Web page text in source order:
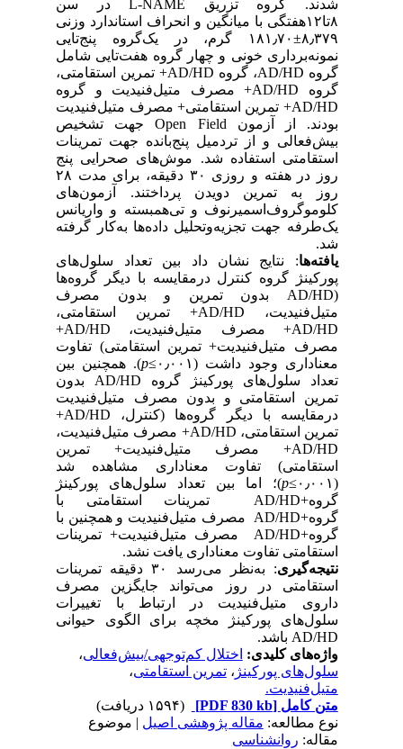
شدند. گروه تزریق L-NAME در سن
۸تا۱۲هفتگی با میانگین و انحراف استاندارد وزنی
۸٫۳۷۹±۱۸۱٫۷۰ گرم، در یک‌گروه پنج‌تایی
نمونه‌برداری خونی و چهار گروه هفت‌تایی شامل
گروه AD/HD، گروه AD/HD+ تمرین استقامتی،
گروه AD/HD+ مصرف متیل‌فنیدیت و گروه
AD/HD+ تمرین استقامتی+ مصرف متیل‌فنیدیت
بودند. از آزمون Open Field جهت تشخیص
بیش‌فعالی و از تردمیل پنج‌بانده جهت تمرینات
استقامتی استفاده شد. موش‌های‌ صحرایی پنج
روز در هفته و روزی ۳۰ دقیقه، برای مدت ۲۸
روز به تمرین دویدن پرداختند. آزمون‌های
کلوموگروف‌‌اسمیرنوف و تی‌همبسته و واریانس
یک‌طرفه جهت تجزیه‌وتحلیل داده‌ها به‌کار گرفته
شد.
یافته‌ها: نتایج نشان داد بین تعداد سلول‌های
پورکینژ گروه کنترل درمقایسه با دیگر گروه‌ها
(AD/HD بدون تمرین و بدون مصرف
متیل‌فنیدیت، AD/HD+ تمرین استقامتی،
AD/HD+ مصرف متیل‌فنیدیت، AD/HD+
مصرف متیل‌فنیدیت+ تمرین استقامتی) تفاوت
معنا‌داری وجود داشت (۰٫۰۰۱≥
p). همچنین بین
تعداد سلول‌های پورکینژ گروه AD/HD بدون
تمرین استقامتی و بدون مصرف متیل‌فنیدیت
درمقایسه با دیگر گروه‌ها (کنترل، AD/HD+
تمرین استقامتی، AD/HD+ مصرف متیل‌فنیدیت،
AD/HD+ مصرف متیل‌فنیدیت+ تمرین
استقامتی) تفاوت معنا‌داری مشاهده شد
p)؛ اما بین تعداد سلول‌های پورکینژ
گروه+AD/HD تمرینات استقامتی با
گروه+AD/HD مصرف متیل‌فنیدیت و همچنین با
گروه+AD/HD مصرف متیل‌فنیدیت+ تمرینات
استقامتی تفاوت معنا‌داری یافت نشد.
نتیجه‌گیری
: به‌نظر می‌رسد ۳۰ دقیقه تمرینات
استقامتی در روز می‌تواند جایگزین مصرف
داروی متیل‌فنیدیت در ارتباط با تغییرات
سلول‌های پورکینژ مخچه برای الگوی حیوانی
AD/HD باشد.
واژه‌های کلیدی:اختلال کم‌توجهی/بیش‌فعالی،
سلول‌های پورکینژ، تمرین استقامتی،
متیل‌فنیدیت.
متن کامل[PDF 830 kb]
نوع مطالعه:مقاله پژوهشی اصیل| موضوع
مقاله:روانشناسی